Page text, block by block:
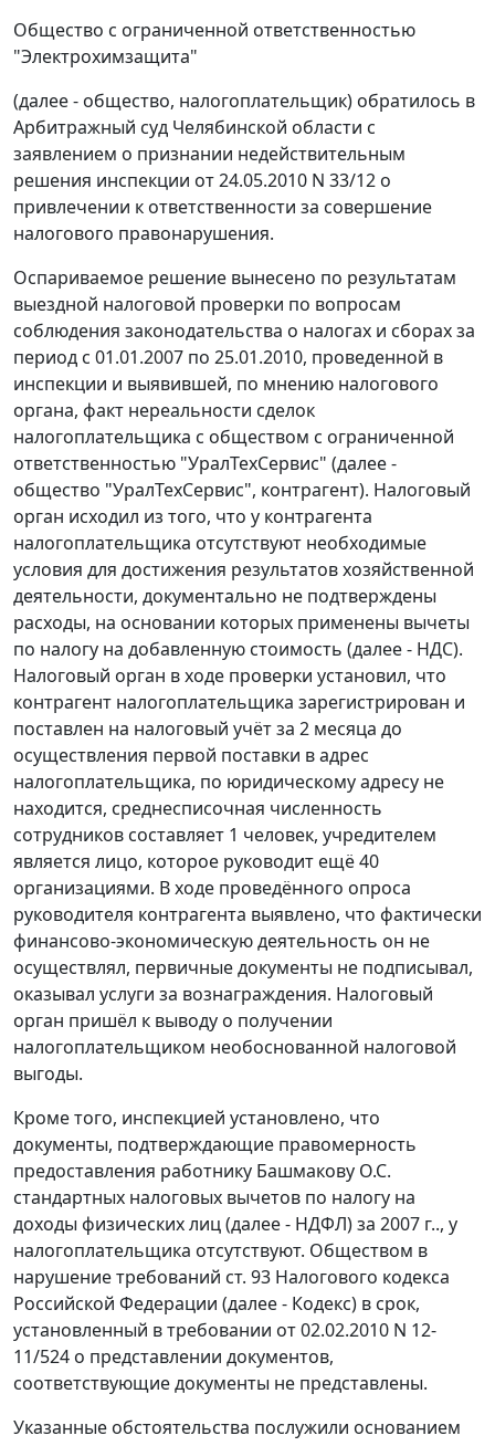
Общество с ограниченной ответственностью
"Электрохимзащита"
(далее - общество, налогоплательщик) обратилось в
Арбитражный суд Челябинской области с
заявлением о признании недействительным
решения инспекции от 24.05.2010 N 33/12 о
привлечении к ответственности за совершение
налогового правонарушения.
Оспариваемое решение вынесено по результатам
выездной налоговой проверки по вопросам
соблюдения законодательства о налогах и сборахза
период с 01.01.2007 по 25.01.2010, проведенной в
инспекции и выявившей, по мнению налогового
органа, факт нереальности сделок
налогоплательщика с обществом с ограниченной
ответственностью "УралТехСервис" (далее -
общество "УралТехСервис", контрагент). Налоговый
орган исходил из того, что у контрагента
налогоплательщика отсутствуют необходимые
условия для достижения результатов хозяйственной
деятельности, документально не подтверждены
расходы, на основании которых применены вычеты
по налогу на добавленную стоимость (далее - НДС).
Налоговый орган в ходе проверки установил, что
контрагент налогоплательщика зарегистрирован и
поставлен на налоговый учёт за 2 месяца до
осуществления первой поставки в адрес
налогоплательщика, по юридическому адресу не
находится, среднесписочная численность
сотрудников составляет 1 человек, учредителем
является лицо, которое руководит ещё 40
организациями. В ходе проведённого опроса
руководителя контрагента выявлено, что фактически
финансово-экономическую деятельность он не
осуществлял, первичные документы не подписывал,
оказывал услуги за вознаграждения. Налоговый
орган пришёл к выводу о получении
налогоплательщиком необоснованной налоговой
выгоды.
Кроме того, инспекцией установлено, что
документы, подтверждающие правомерность
предоставления работнику Башмакову О.С.
стандартных налоговых вычетов по налогу на
доходы физических лиц (далее - НДФЛ) за 2007 г.., у
налогоплательщика отсутствуют. Обществом в
нарушение требований ст. 93 Налогового кодекса
Российской Федерации (далее - Кодекс) в срок,
установленный в требовании от 02.02.2010 N 12-
11/524 о представлении документов,
соответствующие документы не представлены.
Указанные обстоятельства послужили основанием